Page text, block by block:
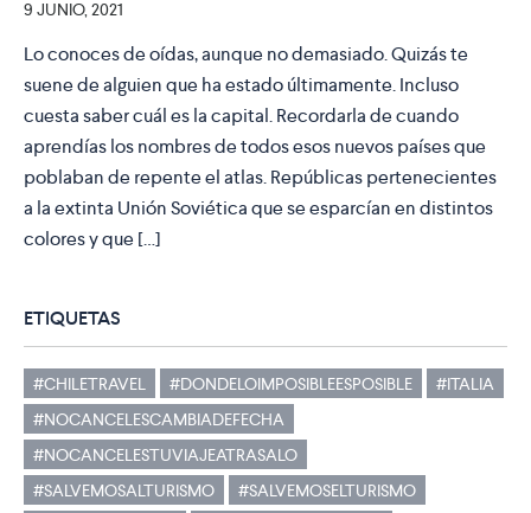
9 JUNIO, 2021
Lo conoces de oídas, aunque no demasiado. Quizás te
suene de alguien que ha estado últimamente. Incluso
cuesta saber cuál es la capital. Recordarla de cuando
aprendías los nombres de todos esos nuevos países que
poblaban de repente el atlas. Repúblicas pertenecientes
a la extinta Unión Soviética que se esparcían en distintos
colores y que […]
ETIQUETAS
#CHILETRAVEL #DONDELOIMPOSIBLEESPOSIBLE
#ITALIA
#NOCANCELESCAMBIADEFECHA
#NOCANCELESTUVIAJEATRASALO
#SALVEMOSALTURISMO
#SALVEMOSELTURISMO